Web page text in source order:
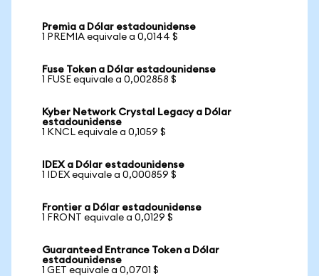
Premia a Dólar estadounidense
1 PREMIA equivale a 0,0144 $
Fuse Token a Dólar estadounidense
1 FUSE equivale a 0,002858 $
Kyber Network Crystal Legacy a Dólar
estadounidense
1 KNCL equivale a 0,1059 $
IDEX a Dólar estadounidense
1 IDEX equivale a 0,000859 $
Frontier a Dólar estadounidense
1 FRONT equivale a 0,0129 $
Guaranteed Entrance Token a Dólar
estadounidense
1 GET equivale a 0,0701 $